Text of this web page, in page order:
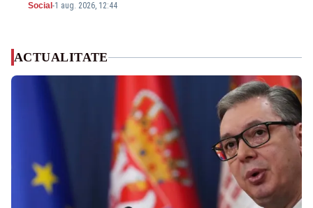
Social -1 aug. 2026, 12:44
ACTUALITATE